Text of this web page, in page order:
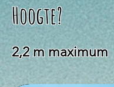
​Hoogte?
2,2 m maximum